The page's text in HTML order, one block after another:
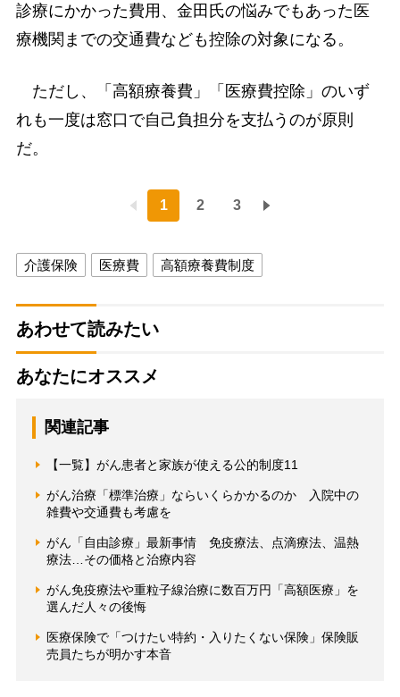
診療にかかった費用、金田氏の悩みでもあった医
療機関までの交通費なども控除の対象になる。
ただし、「高額療養費」「医療費控除」のいず
れも一度は窓口で自己負担分を支払うのが原則
だ。
1 2 3
介護保険 医療費 高額療養費制度
あわせて読みたい
あなたにオススメ
関連記事
【一覧】がん患者と家族が使える公的制度11
がん治療「標準治療」ならいくらかかるのか 入院中の
雑費や交通費も考慮を
がん「自由診療」最新事情 免疫療法、点滴療法、温熱
療法…その価格と治療内容
がん免疫療法や重粒子線治療に数百万円「高額医療」を
選んだ人々の後悔
医療保険で「つけたい特約・入りたくない保険」保険販
売員たちが明かす本音